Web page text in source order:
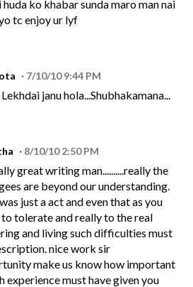
ko khabar sunda maro man nai
tc enjoy ur lyf
7/10/10 9:44 PM
janu hola...Shubhakamana...
8/10/10 2:50 PM
great writing man..........really the
are beyond our understanding.
just a act and even that as you
to tolerate and really to the real
and living such difficulties must
nice work sir
make us know how important
experience must have given you